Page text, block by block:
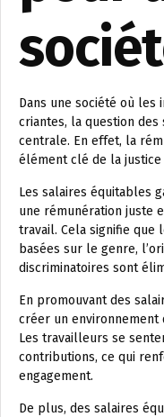
Dans une société où
criantes, la question
centrale. En effet, la
élément clé de la justice
Les salaires équitables
une rémunération juste
travail. Cela signifie que
basées sur le genre,
discriminatoires sont
En promouvant des
créer un environnement
Les travailleurs se
contributions, ce qui
engagement.
De plus, des salaires